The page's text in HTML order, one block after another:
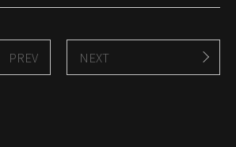
PREV NEXT